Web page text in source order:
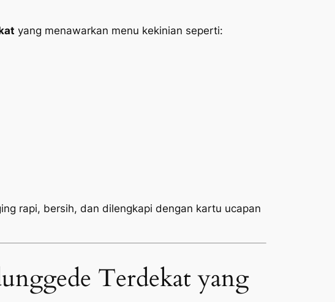
yang menawarkan menu kekinian seperti:
rapi, bersih, dan dilengkapi dengan kartu ucapan
Terdekat yang